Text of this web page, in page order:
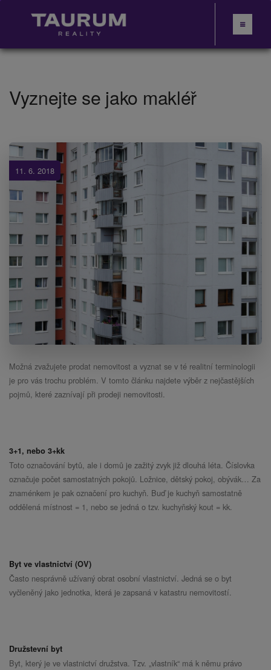
Vyznejte se jako makléř
11. 6. 2018
Možná zvažujete prodat nemovitost a vyznat se v té realitní terminologii
je pro vás trochu problém. V tomto článku najdete výběr z nejčastějších
pojmů, které zaznívají při prodeji nemovitosti.
3+1, nebo 3+kk
Toto označování bytů, ale i domů je zažitý zvyk již dlouhá léta. Číslovka
označuje počet samostatných pokojů. Ložnice, dětský pokoj, obývák… Za
znaménkem je pak označení pro kuchyň. Buď je kuchyň samostatně
oddělená místnost = 1, nebo se jedná o tzv. kuchyňský kout = kk.
Byt ve vlastnictví (OV)
Často nesprávně užívaný obrat osobní vlastnictví. Jedná se o byt
vyčleněný jako jednotka, která je zapsaná v katastru nemovitostí.
Družstevní byt
Byt, který je ve vlastnictví družstva. Tzv. „vlastník“ má k němu právo